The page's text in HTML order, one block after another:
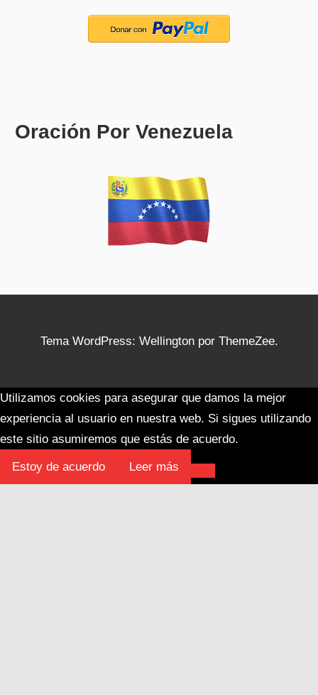
Oración Por Venezuela
Tema WordPress: Wellington por ThemeZee.
Utilizamos cookies para asegurar que damos la mejor
experiencia al usuario en nuestra web. Si sigues utilizando
este sitio asumiremos que estás de acuerdo.
Estoy de acuerdo Leer más